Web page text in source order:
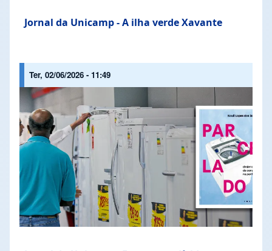
Jornal da Unicamp - A ilha verde Xavante
Ter, 02/06/2026 - 11:49